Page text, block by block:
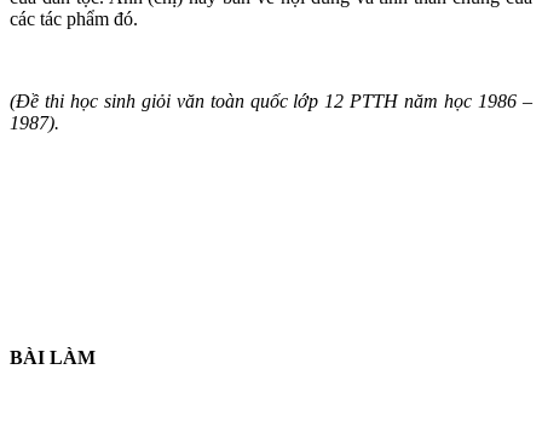
các tác phẩm đó.
(Đề thi học sinh giỏi văn toàn quốc lớp 12 PTTH năm học 1986 –
1987).
BÀI LÀM